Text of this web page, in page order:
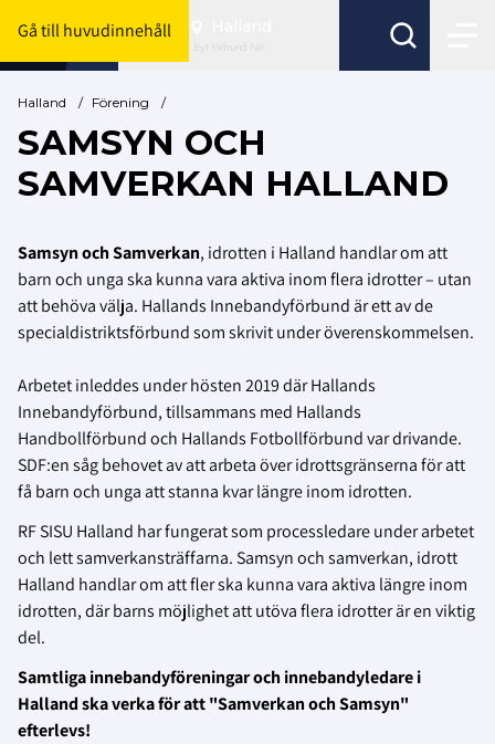
Gå till huvudinnehåll
Byt förbund här
Halland / Förening /
SAMSYN OCH
SAMVERKAN HALLAND
Samsyn och Samverkan, idrotten i Halland handlar om att
barn och unga ska kunna vara aktiva inom flera idrotter – utan
att behöva välja. Hallands Innebandyförbund är ett av de
specialdistriktsförbund som skrivit under överenskommelsen.
Arbetet inleddes under hösten 2019 där Hallands
Innebandyförbund, tillsammans med Hallands
Handbollförbund och Hallands Fotbollförbund var drivande.
SDF:en såg behovet av att arbeta över idrottsgränserna för att
få barn och unga att stanna kvar längre inom idrotten.
RF SISU Halland har fungerat som processledare under arbetet
och lett samverkansträffarna. Samsyn och samverkan, idrott
Halland handlar om att fler ska kunna vara aktiva längre inom
idrotten, där barns möjlighet att utöva flera idrotter är en viktig
del.
Samtliga innebandyföreningar och innebandyledare i
Halland ska verka för att "Samverkan och Samsyn"
efterlevs!